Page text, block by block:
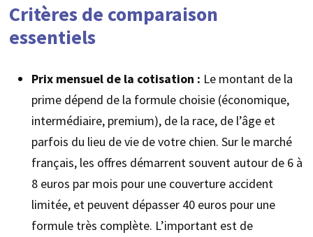
Critères de comparaison
essentiels
Prix mensuel de la cotisation : Le montant de la
prime dépend de la formule choisie (économique,
intermédiaire, premium), de la race, de l’âge et
parfois du lieu de vie de votre chien. Sur le marché
français, les offres démarrent souvent autour de 6 à
8 euros par mois pour une couverture accident
limitée, et peuvent dépasser 40 euros pour une
formule très complète. L’important est de